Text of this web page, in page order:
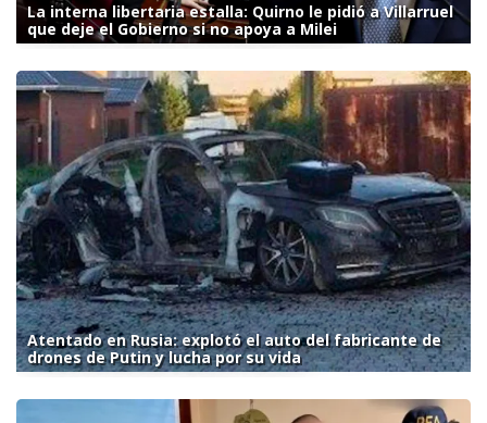
La interna libertaria estalla: Quirno le pidió a Villarruel
que deje el Gobierno si no apoya a Milei
Atentado en Rusia: explotó el auto del fabricante de
drones de Putin y lucha por su vida